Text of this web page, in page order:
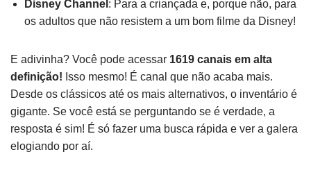
Disney Channel : Para a criançada e, porque não, para
os adultos que não resistem a um bom filme da Disney!
E adivinha? Você pode acessar 1619 canais em alta
definição! Isso mesmo! É canal que não acaba mais.
Desde os clássicos até os mais alternativos, o inventário é
gigante. Se você está se perguntando se é verdade, a
resposta é sim! É só fazer uma busca rápida e ver a galera
elogiando por aí.